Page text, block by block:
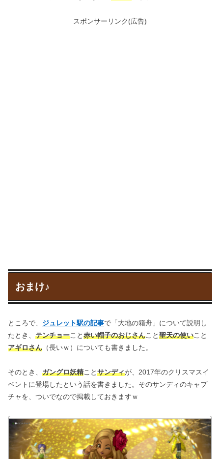
スポンサーリンク(広告)
おまけ♪
ところで、 ジュレット駅の記事で「大地の箱舟」について説明し
たとき、 テンチョーこと赤い帽子のおじさんこと聖天の使いこと
アギロさん （長いｗ）についても書きました。
そのとき、 ガングロ妖精ことサンディが、2017年のクリスマスイ
ベントに登場したという話を書きました。そのサンディのキャプ
チャを、ついでなので掲載しておきますｗ